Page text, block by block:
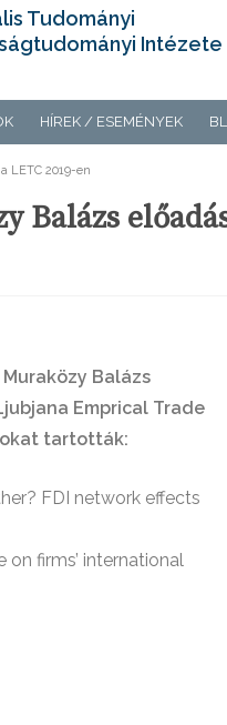
Tudományi
Intézete
HÍREK / ESEMÉNYEK
LETC 2019-en
Balázs
Balázs
Emprical Trade
tartották:
FDI network effects
on firms’ international